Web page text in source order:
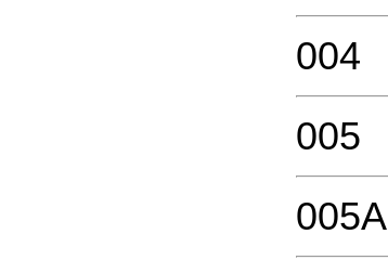
004
005
005A